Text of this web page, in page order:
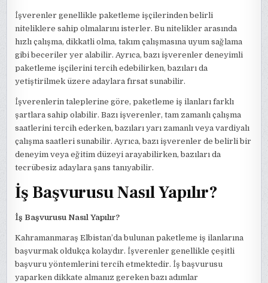
İşverenler genellikle paketleme işçilerinden belirli
niteliklere sahip olmalarını isterler. Bu nitelikler arasında
hızlı çalışma, dikkatli olma, takım çalışmasına uyum sağlama
gibi beceriler yer alabilir. Ayrıca, bazı işverenler deneyimli
paketleme işçilerini tercih edebilirken, bazıları da
yetiştirilmek üzere adaylara fırsat sunabilir.
İşverenlerin taleplerine göre, paketleme iş ilanları farklı
şartlara sahip olabilir. Bazı işverenler, tam zamanlı çalışma
saatlerini tercih ederken, bazıları yarı zamanlı veya vardiyalı
çalışma saatleri sunabilir. Ayrıca, bazı işverenler de belirli bir
deneyim veya eğitim düzeyi arayabilirken, bazıları da
tecrübesiz adaylara şans tanıyabilir.
İş Başvurusu Nasıl Yapılır?
İş Başvurusu Nasıl Yapılır?
Kahramanmaraş Elbistan’da bulunan paketleme iş ilanlarına
başvurmak oldukça kolaydır. İşverenler genellikle çeşitli
başvuru yöntemlerini tercih etmektedir. İş başvurusu
yaparken dikkate almanız gereken bazı adımlar